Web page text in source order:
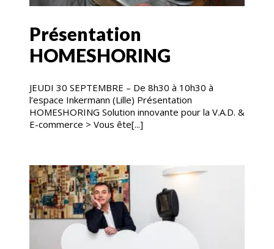
Présentation
HOMESHORING
JEUDI 30 SEPTEMBRE – De 8h30 à 10h30 à
l’espace Inkermann (Lille) Présentation
HOMESHORING Solution innovante pour la V.A.D. &
E-commerce > Vous ête[...]